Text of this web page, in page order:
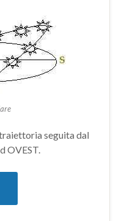
seguita dal
OVEST.